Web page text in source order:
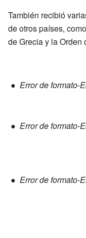
También recibió
de otros países,
de Grecia y la Orden
● Error de formato-
● Error de formato-
● Error de formato-